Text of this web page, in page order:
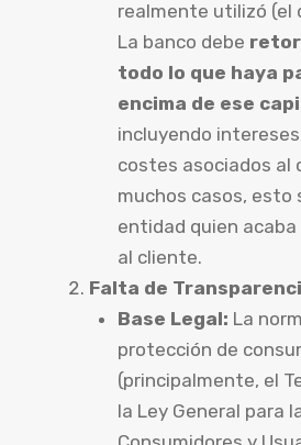
realmente utilizó (el
La banco debe
todo lo que haya
encima de ese
incluyendo
costes asociados al
muchos casos, esto
entidad quien
al cliente.
Falta de
Base Legal: La
protección de
(principalmente, el
la Ley General para